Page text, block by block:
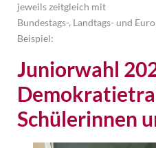
jeweils zeitgleich mit
Bundestags-, Landtags- und
Beispiel:
Juniorwahl
Schülerinnen